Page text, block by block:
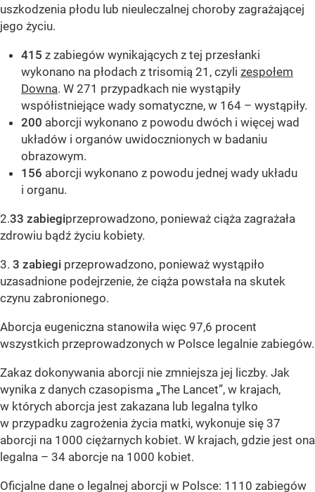
uszkodzenia płodu lub nieuleczalnej choroby zagrażającej
jego życiu.
415 z zabiegów wynikających z tej przesłanki
wykonano na płodach z trisomią 21, czyli zespołem
Downa. W 271 przypadkach nie wystąpiły
współistniejące wady somatyczne, w 164 – wystąpiły.
200 aborcji wykonano z powodu dwóch i więcej wad
układów i organów uwidocznionych w badaniu
obrazowym.
156 aborcji wykonano z powodu jednej wady układu
i organu.
2.33 zabiegiprzeprowadzono, ponieważ ciąża zagrażała
zdrowiu bądź życiu kobiety.
3. 3 zabiegi przeprowadzono, ponieważ wystąpiło
uzasadnione podejrzenie, że ciąża powstała na skutek
czynu zabronionego.
Aborcja eugeniczna stanowiła więc 97,6 procent
wszystkich przeprowadzonych w Polsce legalnie zabiegów.
Zakaz dokonywania aborcji nie zmniejsza jej liczby. Jak
wynika z danych czasopisma „The Lancet”, w krajach,
w których aborcja jest zakazana lub legalna tylko
w przypadku zagrożenia życia matki, wykonuje się 37
aborcji na 1000 ciężarnych kobiet. W krajach, gdzie jest ona
legalna – 34 aborcje na 1000 kobiet.
Oficjalne dane o legalnej aborcji w Polsce: 1110 zabiegów